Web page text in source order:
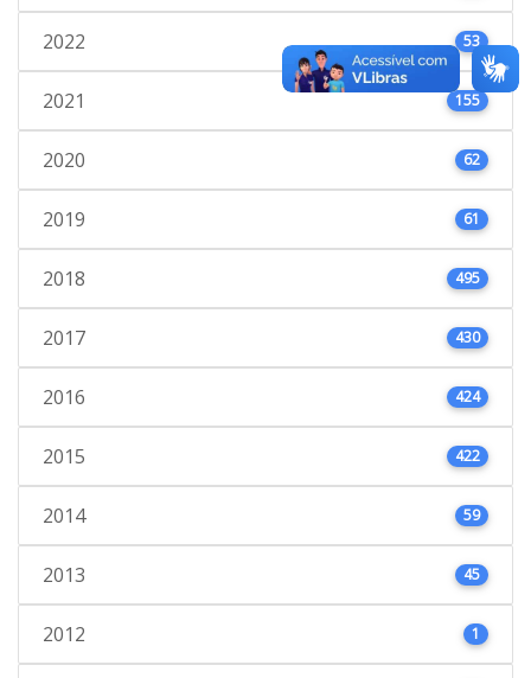
2022 53
2021 155
2020 62
2019 61
2018 495
2017 430
2016 424
2015 422
2014 59
2013 45
2012 1